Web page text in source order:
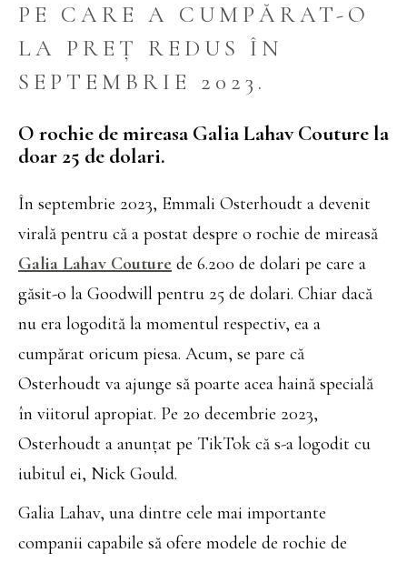
PE CARE A CUMPĂRAT-O
LA PREȚ REDUS ÎN
SEPTEMBRIE 2023.
O rochie de mireasa Galia Lahav Couture la
doar 25 de dolari.
În septembrie 2023, Emmali Osterhoudt a devenit
virală pentru că a postat despre o rochie de mireasă
Galia Lahav Couture de 6.200 de dolari pe care a
găsit-o la Goodwill pentru 25 de dolari. Chiar dacă
nu era logodită la momentul respectiv, ea a
cumpărat oricum piesa. Acum, se pare că
Osterhoudt va ajunge să poarte acea haină specială
în viitorul apropiat. Pe 20 decembrie 2023,
Osterhoudt a anunțat pe TikTok că s-a logodit cu
iubitul ei, Nick Gould.
Galia Lahav, una dintre cele mai importante
companii capabile să ofere modele de rochie de